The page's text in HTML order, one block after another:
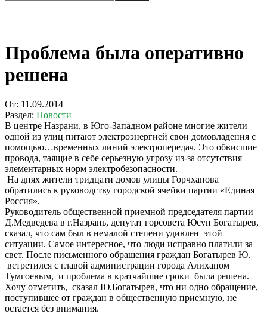
Проблема была оперативно
решена
От: 11.09.2014
Раздел: Новости
В центре Назрани, в Юго-Западном районе многие жители
одной из улиц питают электроэнергией свои домовладения с
помощью…временных линий электропередач. Это обвисшие
провода, таящие в себе серьезную угрозу из-за отсутствия
элементарных норм электробезопасности.
На днях жители тридцати домов улицы Горчханова
обратились к руководству городской ячейки партии «Единая
Россия».
Руководитель общественной приемной председателя партии
Д.Медведева в г.Назрань, депутат горсовета Юсуп Богатырев,
сказал, что сам был в немалой степени удивлен этой
ситуации. Самое интересное, что люди исправно платили за
свет. После письменного обращения граждан Богатырев Ю.
встретился с главой администрации города Алиханом
Тумгоевым, и проблема в кратчайшие сроки была решена.
Хочу отметить, сказал Ю.Богатырев, что ни одно обращение,
поступившее от граждан в общественную приемную, не
остается без внимания.